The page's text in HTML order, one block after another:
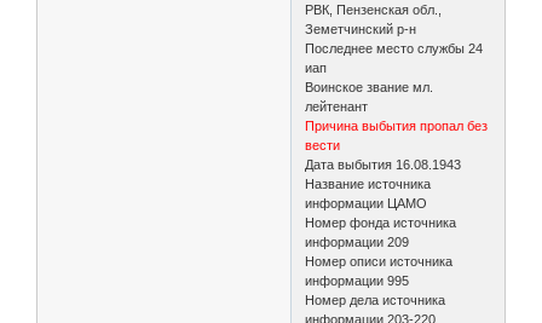
РВК, Пензенская обл.,
Земетчинский р-н
Последнее место службы 24
иап
Воинское звание мл.
лейтенант
Причина выбытия пропал без
вести
Дата выбытия 16.08.1943
Название источника
информации ЦАМО
Номер фонда источника
информации 209
Номер описи источника
информации 995
Номер дела источника
информации 203-220